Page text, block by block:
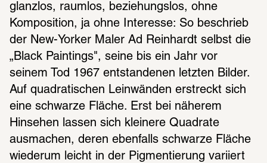
glanzlos, raumlos, beziehungslos, ohne
Komposition, ja ohne Interesse: So beschrieb
der New-Yorker Maler Ad Reinhardt selbst die
„Black Paintings", seine bis ein Jahr vor
seinem Tod 1967 entstandenen letzten Bilder.
Auf quadratischen Leinwänden erstreckt sich
eine schwarze Fläche. Erst bei näherem
Hinsehen lassen sich kleinere Quadrate
ausmachen, deren ebenfalls schwarze Fläche
wiederum leicht in der Pigmentierung variiert